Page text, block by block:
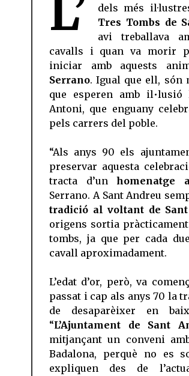
L’
dels més
Tres Tombs de
avi treballava
cavalls i quan va morir
iniciar amb aquests
Serrano. Igual que ell, són
que esperen amb
Antoni, que enguany
pels carrers del poble.
“Als anys 90 els
preservar aquesta
tracta d’un homenatge
Serrano. A Sant Andreu
tradició al voltant de
origens sortia
tombs, ja que per cada
cavall aproximadament.
L’edat d’or, però, va
passat i cap als anys 70 la
de desaparèixer en
“L’Ajuntament de Sant
mitjançant un conveni
Badalona, perquè no es
expliquen des de